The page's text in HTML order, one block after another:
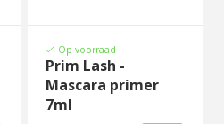
Op voorraad
Prim Lash -
Mascara primer
7ml